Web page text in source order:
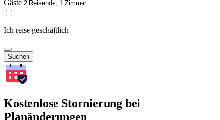
Gäste
Ich reise geschäftlich
Suchen
Kostenlose Stornierung bei
Planänderungen